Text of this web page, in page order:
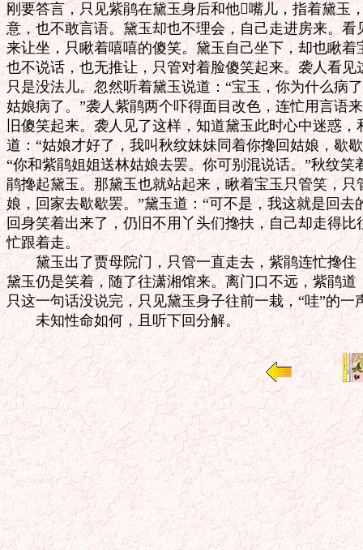
刚要答言，只见紫鹃在黛玉身后和他嘴儿，指着黛玉
意，也不敢言语。黛玉却也不理会，自己走进房来。
来让坐，只瞅着嘻嘻的傻笑。黛玉自己坐下，却也瞅
也不说话，也无推让，只管对着脸傻笑起来。袭人看
只是没法儿。忽然听着黛玉说道：“宝玉，你为什么病
姑娘病了。”袭人紫鹃两个吓得面目改色，连忙用言语
旧傻笑起来。袭人见了这样，知道黛玉此时心中迷惑
道：“姑娘才好了，我叫秋纹妹妹同着你搀回姑娘，歇
“你和紫鹃姐姐送林姑娘去罢。你可别混说话。”秋纹笑
鹃搀起黛玉。那黛玉也就站起来，瞅着宝玉只管笑，只
娘，回家去歇歇罢。”黛玉道：“可不是，我这就是回去
回身笑着出来了，仍旧不用丫头们搀扶，自己却走得
忙跟着走。
黛玉出了贾母院门，只管一直走去，紫鹃连忙搀住
黛玉仍是笑着，随了往潇湘馆来。离门口不远，紫鹃道
只这一句话没说完，只见黛玉身子往前一栽，“哇”的一